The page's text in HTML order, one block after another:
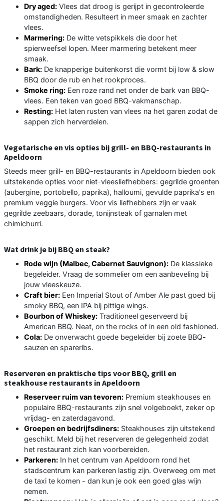
Dry aged: Vlees dat droog is gerijpt in gecontroleerde
omstandigheden. Resulteert in meer smaak en zachter
vlees.
Marmering: De witte vetspikkels die door het
spierweefsel lopen. Meer marmering betekent meer
smaak.
Bark: De knapperige buitenkorst die vormt bij low & slow
BBQ door de rub en het rookproces.
Smoke ring: Een roze rand net onder de bark van BBQ-
vlees. Een teken van goed BBQ-vakmanschap.
Resting: Het laten rusten van vlees na het garen zodat de
sappen zich herverdelen.
Vegetarische en vis opties bij grill- en BBQ-restaurants in
Apeldoorn
Steeds meer grill- en BBQ-restaurants in Apeldoorn bieden ook
uitstekende opties voor niet-vleesliefhebbers: gegrilde groenten
(aubergine, portobello, paprika), halloumi, gevulde paprika's en
premium veggie burgers. Voor vis liefhebbers zijn er vaak
gegrilde zeebaars, dorade, tonijnsteak of garnalen met
chimichurri.
Wat drink je bij BBQ en steak?
Rode wijn (Malbec, Cabernet Sauvignon): De klassieke
begeleider. Vraag de sommelier om een aanbeveling bij
jouw vleeskeuze.
Craft bier: Een Imperial Stout of Amber Ale past goed bij
smoky BBQ, een IPA bij pittige wings.
Bourbon of Whiskey: Traditioneel geserveerd bij
American BBQ. Neat, on the rocks of in een old fashioned.
Cola: De onverwacht goede begeleider bij zoete BBQ-
sauzen en spareribs.
Reserveren en praktische tips voor BBQ, grill en
steakhouse restaurants in Apeldoorn
Reserveer ruim van tevoren: Premium steakhouses en
populaire BBQ-restaurants zijn snel volgeboekt, zeker op
vrijdag- en zaterdagavond.
Groepen en bedrijfsdiners: Steakhouses zijn uitstekend
geschikt. Meld bij het reserveren de gelegenheid zodat
het restaurant zich kan voorbereiden.
Parkeren: In het centrum van Apeldoorn rond het
stadscentrum kan parkeren lastig zijn. Overweeg om met
de taxi te komen - dan kun je ook een goed glas wijn
nemen.